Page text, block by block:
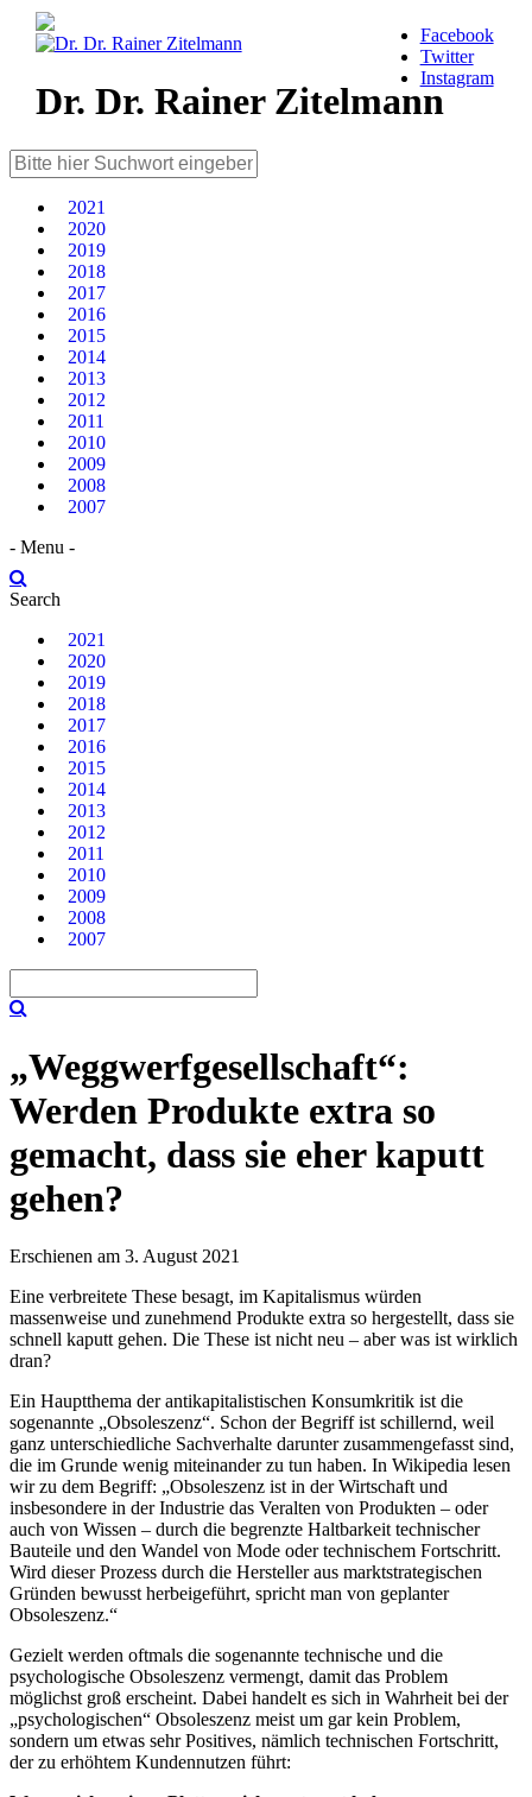
Dr. Dr. Rainer Zitelmann
Facebook
Twitter
Instagram
2021
2020
2019
2018
2017
2016
2015
2014
2013
2012
2011
2010
2009
2008
2007
- Menu -
Search
2021
2020
2019
2018
2017
2016
2015
2014
2013
2012
2011
2010
2009
2008
2007
„Weggwerfgesellschaft“:
Werden Produkte extra so
gemacht, dass sie eher kaputt
gehen?
Erschienen am 3. August 2021
Eine verbreitete These besagt, im Kapitalismus würden
massenweise und zunehmend Produkte extra so hergestellt, dass sie
schnell kaputt gehen. Die These ist nicht neu – aber was ist wirklich
dran?
Ein Hauptthema der antikapitalistischen Konsumkritik ist die
sogenannte „Obsoleszenz“. Schon der Begriff ist schillernd, weil
ganz unterschiedliche Sachverhalte darunter zusammengefasst sind,
die im Grunde wenig miteinander zu tun haben. In Wikipedia lesen
wir zu dem Begriff: „Obsoleszenz ist in der Wirtschaft und
insbesondere in der Industrie das Veralten von Produkten – oder
auch von Wissen – durch die begrenzte Haltbarkeit technischer
Bauteile und den Wandel von Mode oder technischem Fortschritt.
Wird dieser Prozess durch die Hersteller aus marktstrategischen
Gründen bewusst herbeigeführt, spricht man von geplanter
Obsoleszenz.“
Gezielt werden oftmals die sogenannte technische und die
psychologische Obsoleszenz vermengt, damit das Problem
möglichst groß erscheint. Dabei handelt es sich in Wahrheit bei der
„psychologischen“ Obsoleszenz meist um gar kein Problem,
sondern um etwas sehr Positives, nämlich technischen Fortschritt,
der zu erhöhtem Kundennutzen führt: